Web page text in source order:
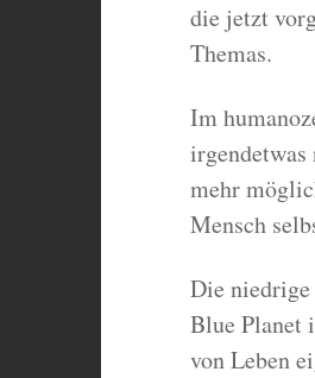
die jetzt
Themas.
Im
irgendetwas
mehr
Mensch
Die niedrige
Blue Planet
von Leben